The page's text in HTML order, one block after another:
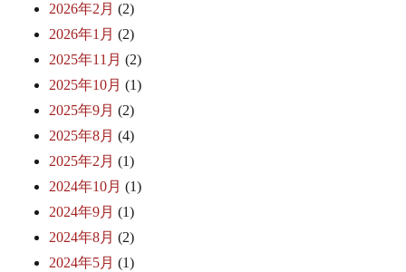
2026年2月 (2)
2026年1月 (2)
2025年11月 (2)
2025年10月 (1)
2025年9月 (2)
2025年8月 (4)
2025年2月 (1)
2024年10月 (1)
2024年9月 (1)
2024年8月 (2)
2024年5月 (1)